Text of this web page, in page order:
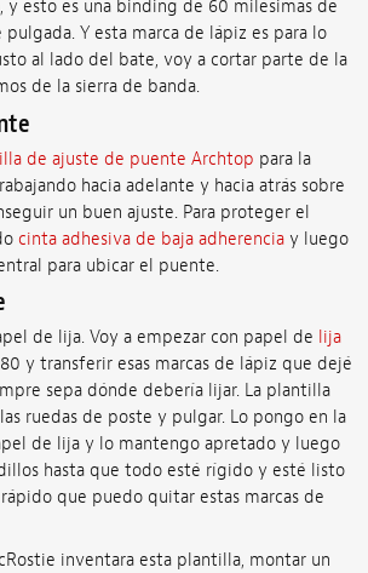
y esto es una binding de 60 milésimas de
pulgada. Y esta marca de lápiz es para lo
al lado del bate, voy a cortar parte de la
de la sierra de banda.
de ajuste de puente Archtop para la
hacia adelante y hacia atrás sobre
un buen ajuste. Para proteger el
cinta adhesiva de baja adherenciay luego
para ubicar el puente.
de lija. Voy a empezar con papel de lija
y transferir esas marcas de lápiz que dejé
sepa dónde debería lijar. La plantilla
ruedas de poste y pulgar. Lo pongo en la
de lija y lo mantengo apretado y luego
hasta que todo esté rígido y esté listo
que puedo quitar estas marcas de
inventara esta plantilla, montar un